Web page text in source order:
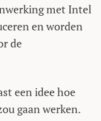
met Intel
en worden
de
een idee hoe
gaan werken.